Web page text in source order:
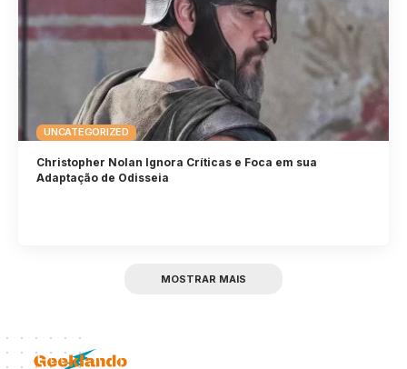
UNCATEGORIZED
Christopher Nolan Ignora Críticas e Foca em sua
Adaptação de Odisseia
MOSTRAR MAIS